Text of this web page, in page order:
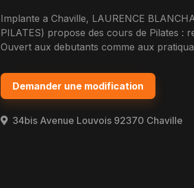
Implante a Chaville, LAURENCE
PILATES) propose des cours de Pilates :
Ouvert aux debutants comme aux
Demander une modification
34bis Avenue Louvois 92370 Chaville